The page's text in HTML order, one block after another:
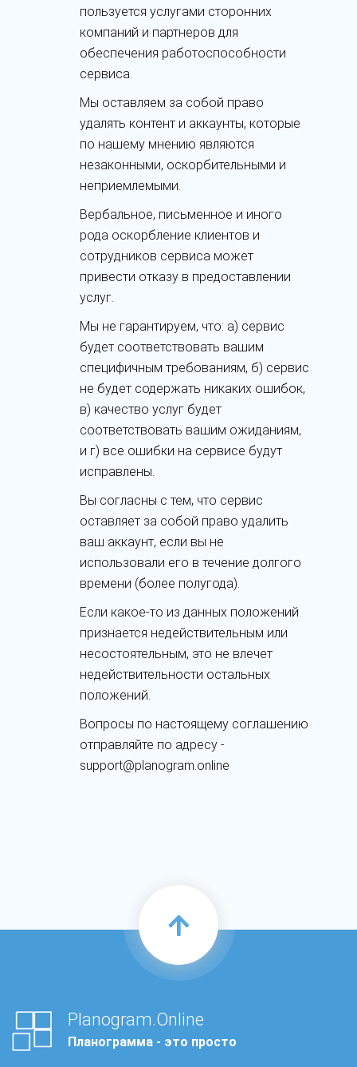
пользуется услугами сторонних
компаний и партнеров для
обеспечения работоспособности
сервиса.
Мы оставляем за собой право
удалять контент и аккаунты, которые
по нашему мнению являются
незаконными, оскорбительными и
неприемлемыми.
Вербальное, письменное и иного
рода оскорбление клиентов и
сотрудников сервиса может
привести отказу в предоставлении
услуг.
Мы не гарантируем, что: а) сервис
будет соответствовать вашим
специфичным требованиям, б) сервис
не будет содержать никаких ошибок,
в) качество услуг будет
соответствовать вашим ожиданиям,
и г) все ошибки на сервисе будут
исправлены.
Вы согласны с тем, что сервис
оставляет за собой право удалить
ваш аккаунт, если вы не
использовали его в течение долгого
времени (более полугода).
Если какое-то из данных положений
признается недействительным или
несостоятельным, это не влечет
недействительности остальных
положений.
Вопросы по настоящему соглашению
отправляйте по адресу -
support@planogram.online
Planogram.Online
Планограмма - это просто